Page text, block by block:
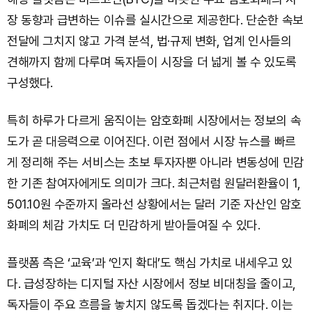
장 동향과 급변하는 이슈를 실시간으로 제공한다. 단순한 속보
전달에 그치지 않고 가격 분석, 법·규제 변화, 업계 인사들의
견해까지 함께 다루며 독자들이 시장을 더 넓게 볼 수 있도록
구성했다.
특히 하루가 다르게 움직이는 암호화폐 시장에서는 정보의 속
도가 곧 대응력으로 이어진다. 이런 점에서 시장 뉴스를 빠르
게 정리해 주는 서비스는 초보 투자자뿐 아니라 변동성에 민감
한 기존 참여자에게도 의미가 크다. 최근처럼 원달러환율이 1,
501.10원 수준까지 올라선 상황에서는 달러 기준 자산인 암호
화폐의 체감 가치도 더 민감하게 받아들여질 수 있다.
플랫폼 측은 ‘교육’과 ‘인지 확대’도 핵심 가치로 내세우고 있
다. 급성장하는 디지털 자산 시장에서 정보 비대칭을 줄이고,
독자들이 주요 흐름을 놓치지 않도록 돕겠다는 취지다. 이는